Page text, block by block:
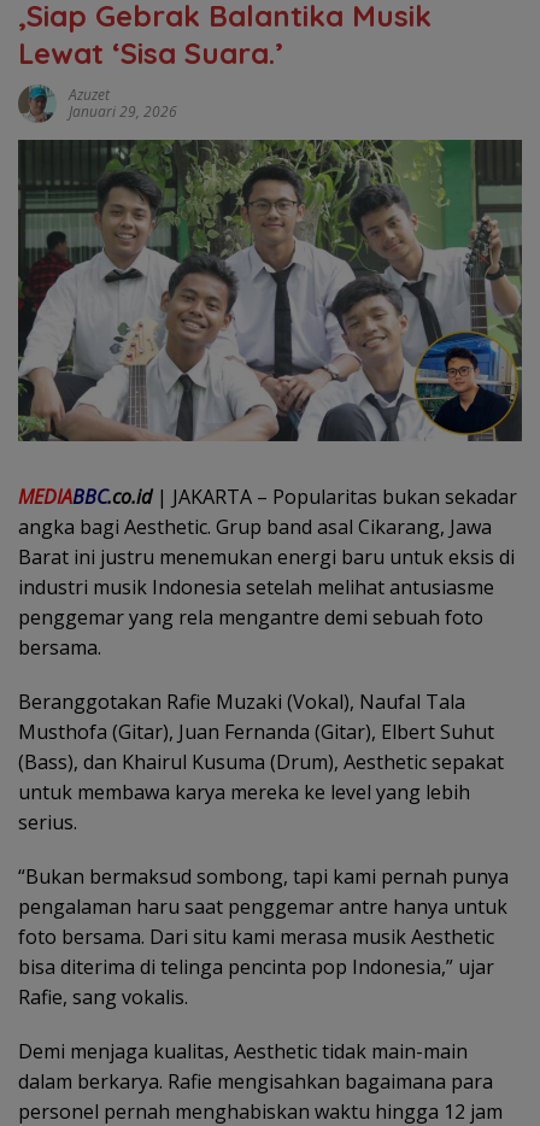
,Siap Gebrak Balantika Musik
Lewat ‘Sisa Suara.’
Azuzet
Januari 29, 2026
MEDIABBC.co.id| JAKARTA – Popularitas bukan sekadar
angka bagi Aesthetic. Grup band asal Cikarang, Jawa
Barat ini justru menemukan energi baru untuk eksis di
industri musik Indonesia setelah melihat antusiasme
penggemar yang rela mengantre demi sebuah foto
bersama.
Beranggotakan Rafie Muzaki (Vokal), Naufal Tala
Musthofa (Gitar), Juan Fernanda (Gitar), Elbert Suhut
(Bass), dan Khairul Kusuma (Drum), Aesthetic sepakat
untuk membawa karya mereka ke level yang lebih
serius.
“Bukan bermaksud sombong, tapi kami pernah punya
pengalaman haru saat penggemar antre hanya untuk
foto bersama. Dari situ kami merasa musik Aesthetic
bisa diterima di telinga pencinta pop Indonesia,” ujar
Rafie, sang vokalis.
Demi menjaga kualitas, Aesthetic tidak main-main
dalam berkarya. Rafie mengisahkan bagaimana para
personel pernah menghabiskan waktu hingga 12 jam